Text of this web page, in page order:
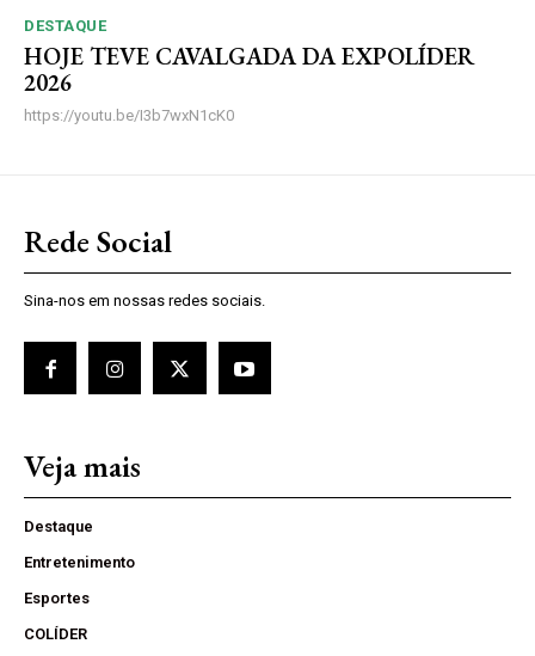
DESTAQUE
HOJE TEVE CAVALGADA DA EXPOLÍDER
2026
https://youtu.be/I3b7wxN1cK0
Rede Social
Sina-nos em nossas redes sociais.
Veja mais
Destaque
Entretenimento
Esportes
COLÍDER